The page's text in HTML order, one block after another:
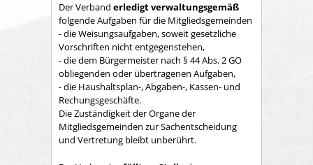
Der Verband erledigt verwaltungsgemäß
folgende Aufgaben für die Mitgliedsgemeinden
- die Weisungsaufgaben, soweit gesetzliche
Vorschriften nicht entgegenstehen,
- die dem Bürgermeister nach § 44 Abs. 2 GO
obliegenden oder übertragenen Aufgaben,
- die Haushaltsplan-, Abgaben-, Kassen- und
Rechungs­geschäfte.
Die Zuständigkeit der Organe der
Mitgliedsgemeinden zur Sachent­scheidung
und Vertretung bleibt unberührt.